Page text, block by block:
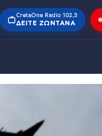
CretaOne Radio 102,3
ΔΕΊΤΕ ΖΩΝΤΑΝΆ